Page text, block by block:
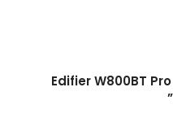
היה הראשון לכתוב סקירה “אוזניות Edifier W800BT Pro